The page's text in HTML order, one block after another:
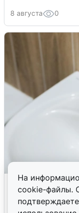
На
cookie-файлы.
8 августа 0
В